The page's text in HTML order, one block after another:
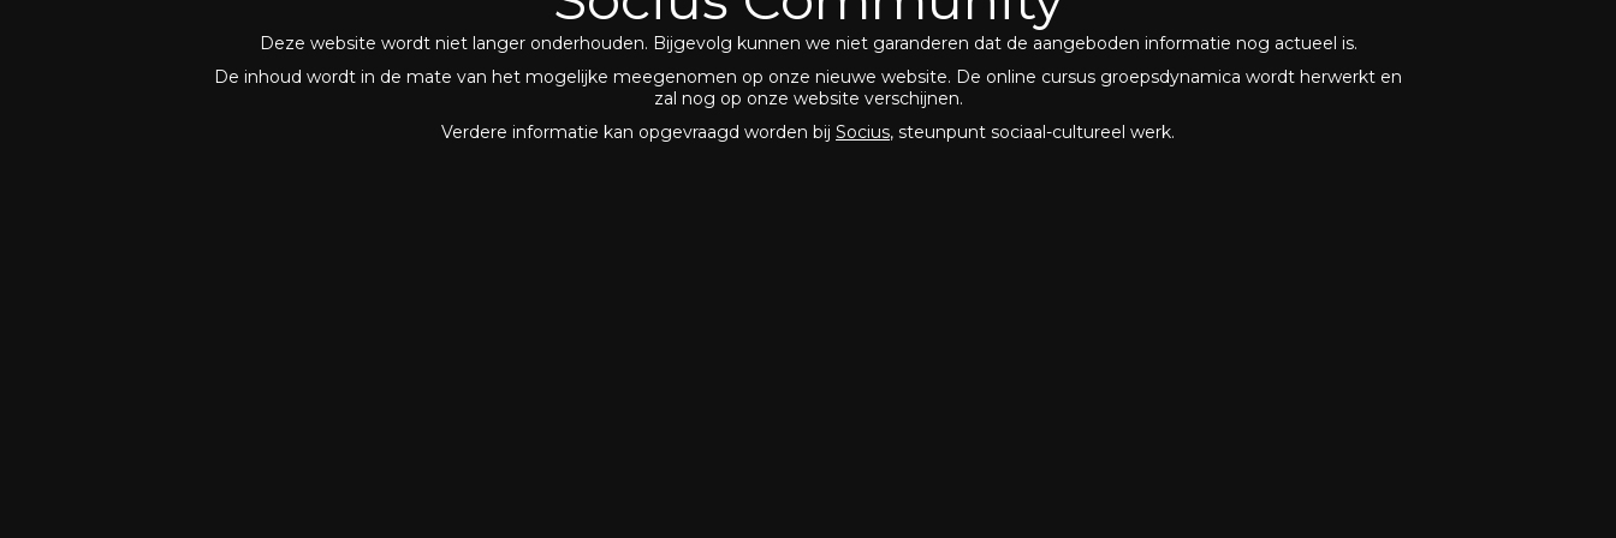
Deze website wordt niet langer onderhouden. Bijgevolg kunnen we niet garanderen dat de aangeboden informatie nog actueel is.
De inhoud wordt in de mate van het mogelijke meegenomen op onze nieuwe website. De online cursus groepsdynamica wordt herwerkt en
zal nog op onze website verschijnen.
Verdere informatie kan opgevraagd worden bij Socius, steunpunt sociaal-cultureel werk.